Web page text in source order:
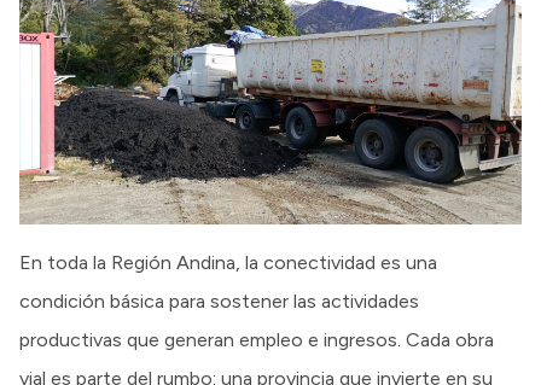
En toda la Región Andina, la conectividad es una
condición básica para sostener las actividades
productivas que generan empleo e ingresos. Cada obra
vial es parte del rumbo: una provincia que invierte en su